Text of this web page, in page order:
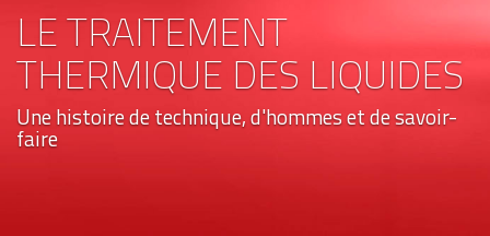
LE TRAITEMENT
THERMIQUE DES LIQUIDES
Une histoire de technique, d'hommes et de savoir-
faire